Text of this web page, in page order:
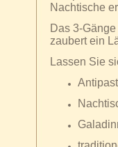
Nachtische
Das 3-
zaubert ein
Lassen Sie